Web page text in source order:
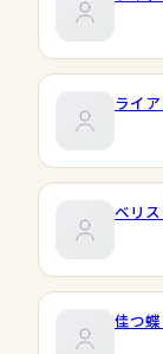
ライ
ベリス
佳つ蝶